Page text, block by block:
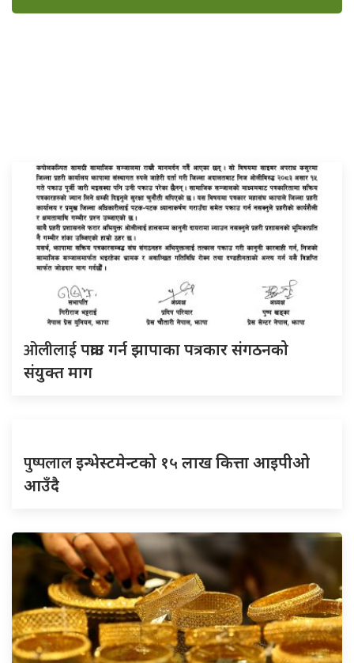
ओलीलाईपक्राउ गर्न झापाका पत्रकार संगठनको
संयुक्त माग
पुष्पलालइन्भेस्टमेन्टको १५ लाख कित्ता आइपीओ
आउँदै